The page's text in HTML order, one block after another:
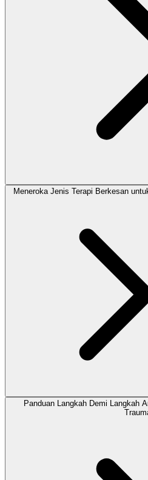
Meneroka Jenis Terapi Berkesan
Panduan Langkah Demi Langkah